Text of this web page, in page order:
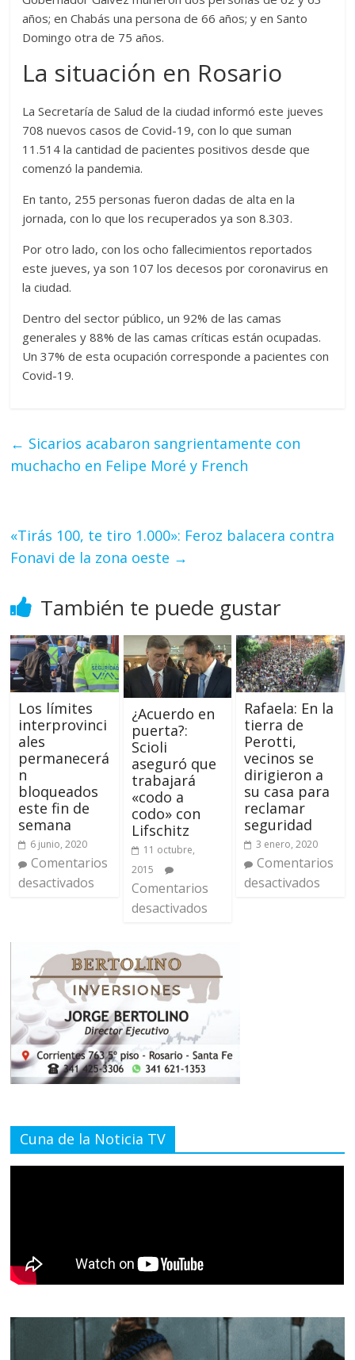
años; en Chabás una persona de 66 años; y en Santo
Domingo otra de 75 años.
La situación en Rosario
La Secretaría de Salud de la ciudad informó este jueves
708 nuevos casos de Covid-19, con lo que suman
11.514 la cantidad de pacientes positivos desde que
comenzó la pandemia.
En tanto, 255 personas fueron dadas de alta en la
jornada, con lo que los recuperados ya son 8.303.
Por otro lado, con los ocho fallecimientos reportados
este jueves, ya son 107 los decesos por coronavirus en
la ciudad.
Dentro del sector público, un 92% de las camas
generales y 88% de las camas críticas están ocupadas.
Un 37% de esta ocupación corresponde a pacientes con
Covid-19.
← Sicarios acabaron sangrientamente con
muchacho en Felipe Moré y French
«Tirás 100, te tiro 1.000»: Feroz balacera contra
Fonavi de la zona oeste →
También te puede gustar
Los límites
interprovinci
ales
permanecerá
n
bloqueados
este fin de
semana
6 junio, 2020
Comentarios
desactivados
¿Acuerdo en
puerta?:
Scioli
aseguró que
trabajará
«codo a
codo» con
Lifschitz
11 octubre,
2015
Comentarios
desactivados
Rafaela: En la
tierra de
Perotti,
vecinos se
dirigieron a
su casa para
reclamar
seguridad
3 enero, 2020
Comentarios
desactivados
Cuna de la Noticia TV